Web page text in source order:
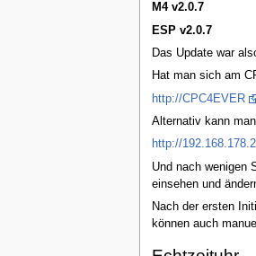
M4 v2.0.7
ESP v2.0.7
Das Update war
Hat man sich am
http://CPC4EVER
Alternativ kann
http://
Und nach wenigen
einsehen und
Nach der ersten
können auch